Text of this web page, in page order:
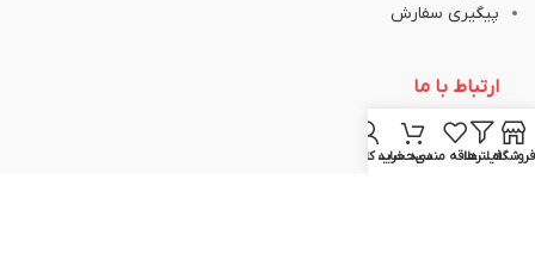
پیگیری سفارش
ارتباط با ما
051-37133645فروشگاهفیلترهاعلاقه مندیسبد خرید
حساب کاربری من